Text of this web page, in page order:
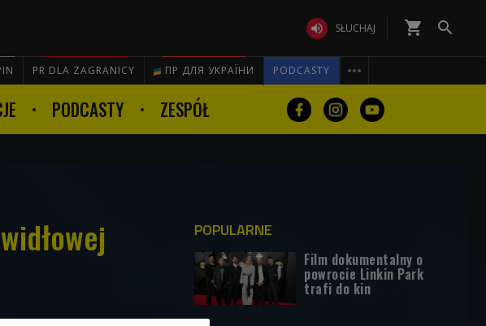
 SŁUCHAJ shopping_cart 
PR DLA ZAGRANICY ПР ДЛЯ УКРАЇНИ PODCASTY 

PODCASTY ZESPÓŁ
POPULARNE
Film dokumentalny o
powrocie Linkin Park
trafi do kin